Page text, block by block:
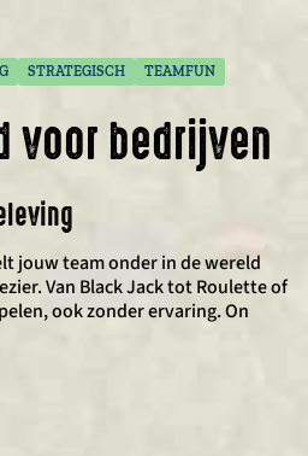
STRATEGISCH TEAMFUN
voor bedrijven
jouw team onder in de wereld
Van Black Jack tot Roulette of
ook zonder ervaring. On